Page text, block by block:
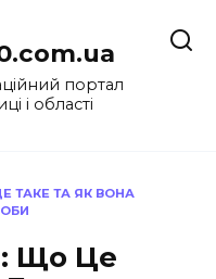
портал
і області
ТАКЕ ТА ЯК ВОНА
Що Це